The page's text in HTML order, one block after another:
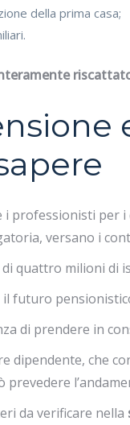
della prima casa;
professionisti per
versano i
quattro milioni di
futuro
di prendere in
dipendente, che
da verificare nella